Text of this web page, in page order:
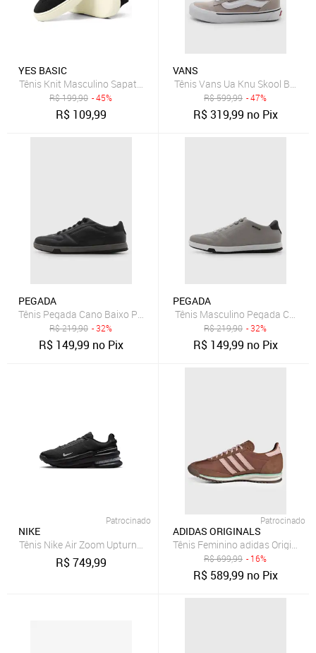
YES BASIC
Tênis Knit Masculino Sapatenis Casual Leve Confortável Premium
R$199,90 - 45%
R$ 109,99
VANS
Tênis Vans Ua Knu Skool Bege
R$599,99 - 47%
R$319,99 no Pix
PEGADA
Tênis Pegada Cano Baixo Preto
R$219,90 - 32%
R$ 149,99 no Pix
PEGADA
Tênis Masculino Pegada Cano
R$219,90 - 32%
R$ 149,99 no Pix
Patrocinado
NIKE
Tênis Nike Air Zoom Upturn Masculino
R$749,99
Patrocinado
ADIDAS ORIGINALS
Tênis Feminino adidas Originals
R$699,99 - 16%
R$ 589,99 no Pix